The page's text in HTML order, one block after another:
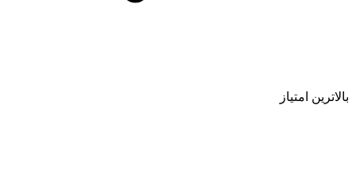
بالاترین امتیاز